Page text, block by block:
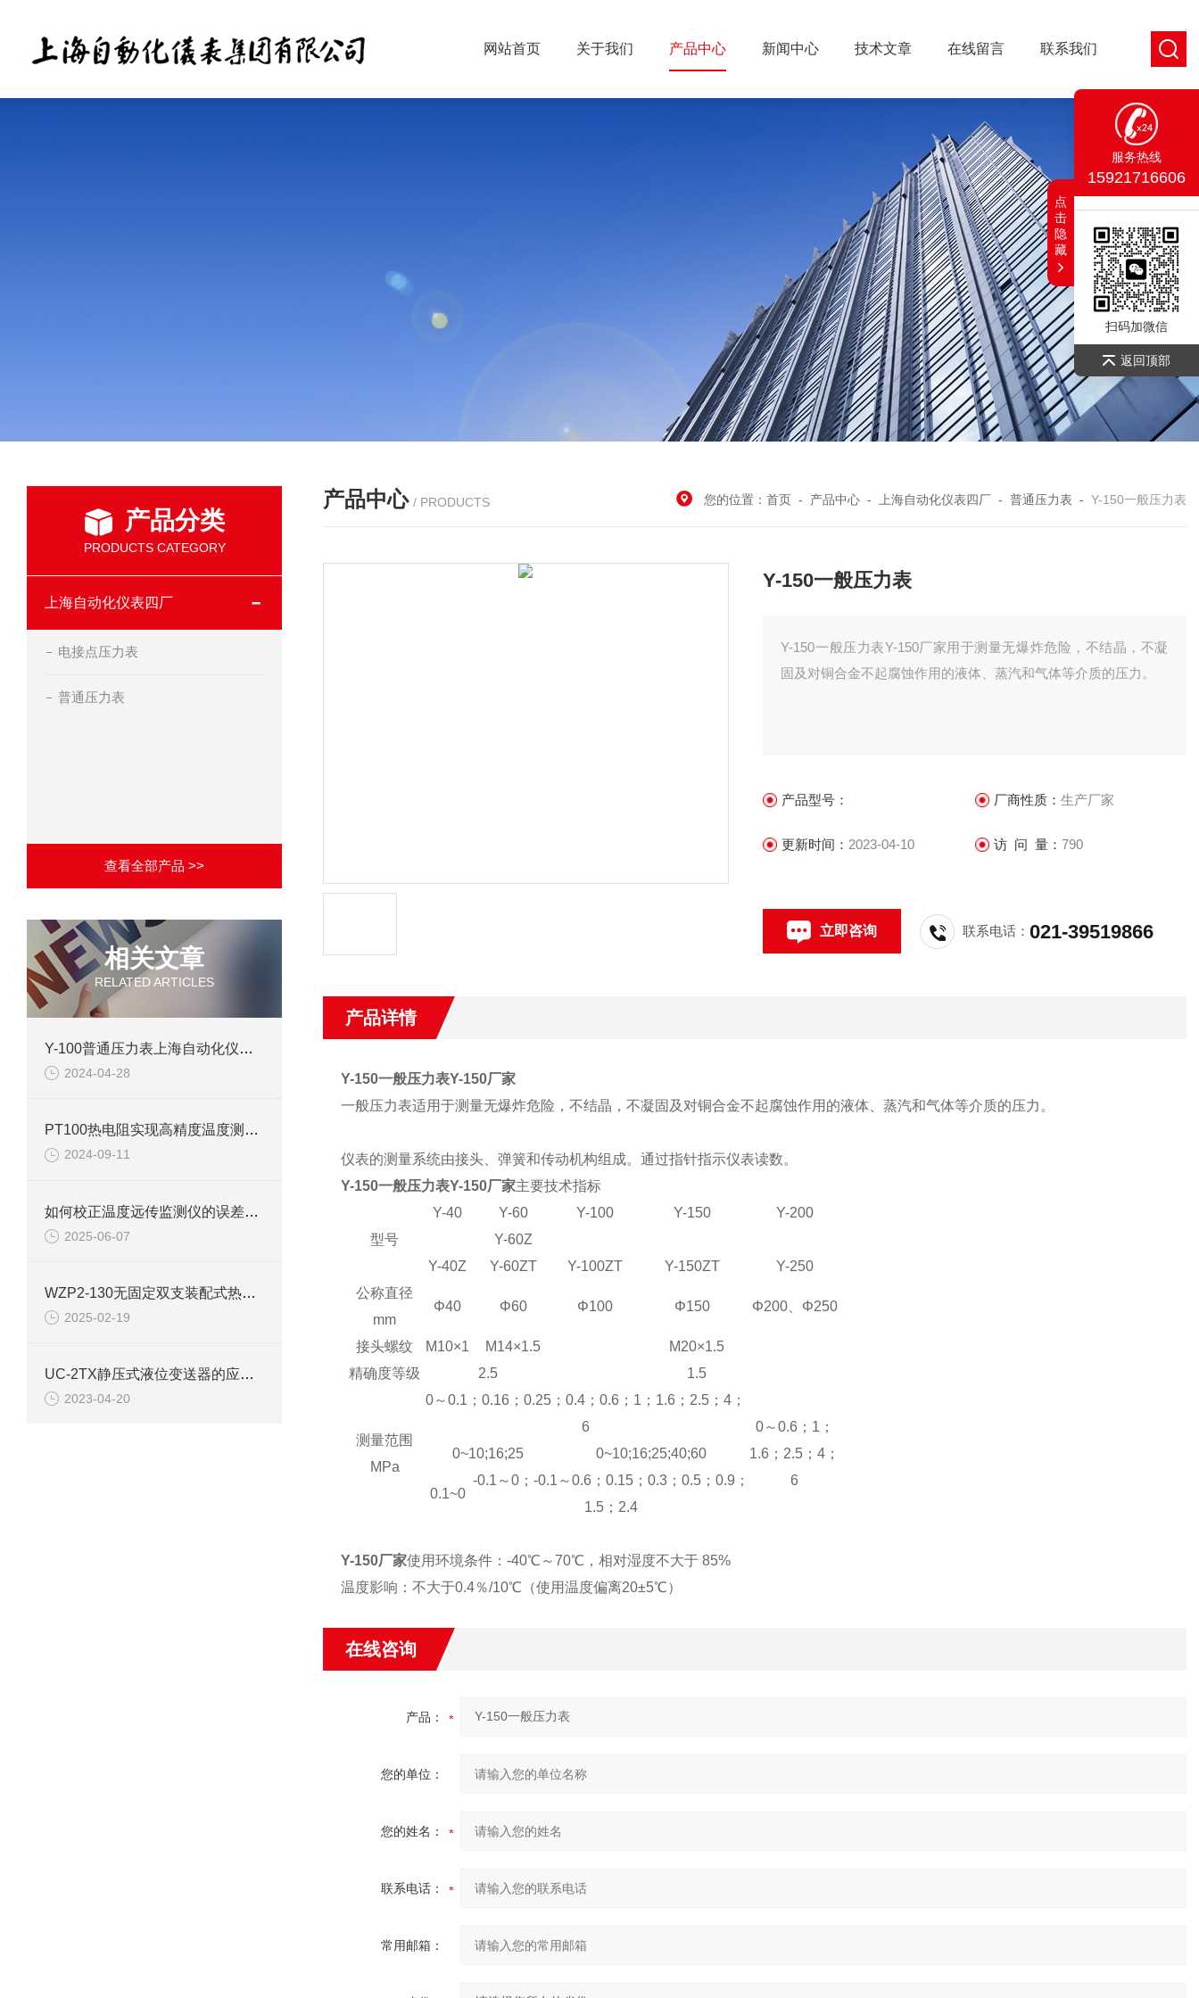
网站首页 关于我们 产品中心 新闻中心 技术文章 在线留言 联系我们
产品分类
PRODUCTS CATEGORY
上海自动化仪表四厂
电接点压力表
普通压力表
查看全部产品 >>
相关文章
RELATED ARTICLES
Y-100普通压力表上海自动化仪表四厂产品介绍
2024-04-28
PT100热电阻实现高精度温度测量的可靠工具
2024-09-11
如何校正温度远传监测仪的误差呢？
2025-06-07
WZP2-130无固定双支装配式热电阻使用选型
2025-02-19
UC-2TX静压式液位变送器的应用需要遵循的选型规则
2023-04-20
产品中心 / PRODUCTS 您的位置： 首页 - 产品中心 - 上海自动化仪表四厂 - 普通压力表 - Y-150一般压力表
Y-150一般压力表
Y-150一般压力表Y-150厂家用于测量无爆炸危险，不结晶，不凝
固及对铜合金不起腐蚀作用的液体、蒸汽和气体等介质的压力。
产品型号： 厂商性质： 生产厂家
更新时间： 2023-04-10 访 问 量： 790
立即咨询 联系电话：021-39519866
产品详情
Y-150一般压力表Y-150厂家
一般压力表适用于测量无爆炸危险，不结晶，不凝固及对铜合金不起腐蚀作用的液体、蒸汽和气体等介质的压力。
仪表的测量系统由接头、弹簧和传动机构组成。通过指针指示仪表读数。
Y-150一般压力表Y-150厂家主要技术指标
型号
Y-40
Y-40Z
Y-60
Y-60Z
Y-60ZT
Y-100
Y-100ZT
Y-150
Y-150ZT
Y-200
Y-250
公称直径
mm
Φ40 Φ60 Φ100 Φ150 Φ200、 Φ250
接头螺纹 M10×1 M14×1.5
M20×1.5
精确度等级
2.5 1.5
测量范围
MPa
0～0.1 ；0.16 ；0.25 ；0.4 ；0.6 ； 1 ； 1.6 ； 2.5 ；4 ；
6
0～0.6 ； 1 ；
1.6 ； 2.5 ；4 ；
6
0~10;16;25 0~10;16;25;40;60
0.1~0
-0.1～0；-0.1～0.6；0.15；0.3；0.5；0.9；
1.5；2.4
Y-150厂家使用环境条件：-40℃～70℃，相对湿度不大于 85%
温度影响：不大于0.4％/10℃ （使用温度偏离20±5℃）
在线咨询
产品：
您的单位：
您的姓名：
联系电话：
常用邮箱：
服务热线
15921716606
扫码加微信
返回顶部
点
击
隐
藏